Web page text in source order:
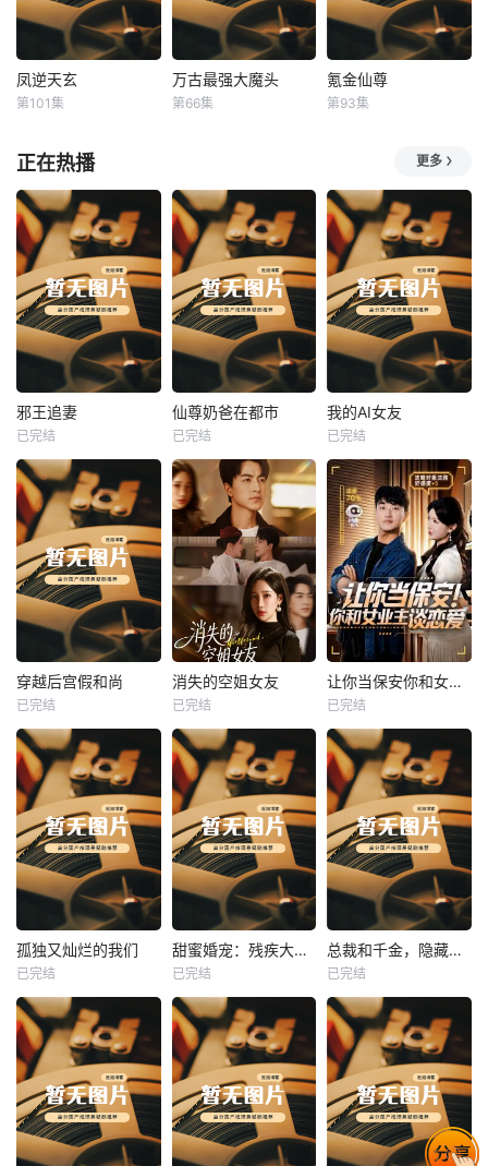
凤逆天玄
凤逆天玄
第101集
万古最强大魔头
万古最强大魔头
第66集
氪金仙尊
氪金仙尊
第93集
正在热播 更多
热播
邪王追妻
未知
邪王追妻
已完结
热播
未知
仙尊奶爸在都市
已完结
热播
我的AI女友
未知
我的AI女友
已完结
热播
未知
穿越后宫假和尚
已完结
热播
未知
消失的空姐女友
已完结
热播
未知
让你当保安你和女业主谈恋爱
已完结
热播
未知
孤独又灿烂的我们
已完结
热播
未知
甜蜜婚宠：残疾大佬夜夜撩
已完结
热播
未知
总裁和千金，隐藏身份闪婚了
已完结